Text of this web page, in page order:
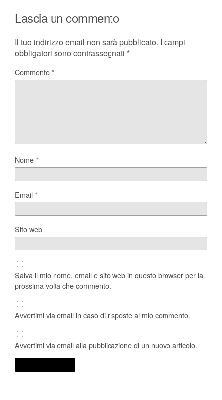
Lascia un commento
Il tuo indirizzo email non sarà pubblicato. I campi
obbligatori sono contrassegnati *
Commento*
Nome*
Email*
Sito web
Salva il mio nome, email e sito web in questo browser per la
prossima volta che commento.
Avvertimi via email in caso di risposte al mio commento.
Avvertimi via email alla pubblicazione di un nuovo articolo.